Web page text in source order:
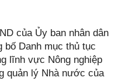
của Ủy ban nhân dân
bố Danh mục thủ tục
lĩnh vực Nông nghiệp
quản lý Nhà nước của